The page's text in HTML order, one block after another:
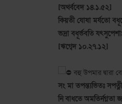
[অথর্ববেদ ১৪.১.৫২]
কিয়তী যোষা মর্যতো
ভদ্রা বধূর্ভবতি
[ঋগ্বেদ ১০.২৭.১২]
বহু উপমার দ্বারা
সং মা তপন্ত্যভিতঃ
নি বাধতে অমতির্নগ্নতা